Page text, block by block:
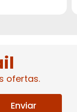
ofertas.
Enviar